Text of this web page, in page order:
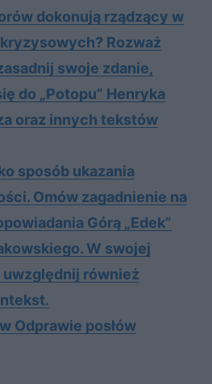
dokonują rządzący w
Rozważ
swoje zdanie,
do „Potopu” Henryka
oraz innych tekstów
sposób ukazania
Omów zagadnienie na
Górą „Edek”
W swojej
również
Odprawie posłów